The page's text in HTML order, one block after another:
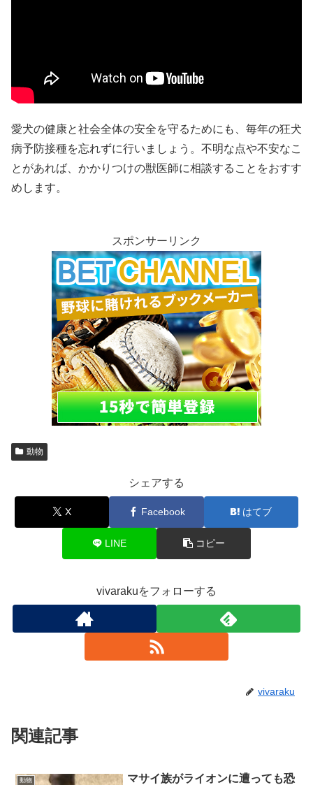
愛犬の健康と社会全体の安全を守るためにも、毎年の狂犬
病予防接種を忘れずに行いましょう。​不明な点や不安なこ
とがあれば、かかりつけの獣医師に相談することをおすす
めします。
スポンサーリンク
動物
シェアする
X Facebook はてブ
LINE コピー
vivarakuをフォローする
vivaraku
関連記事
動物
マサイ族がライオンに遭っても恐